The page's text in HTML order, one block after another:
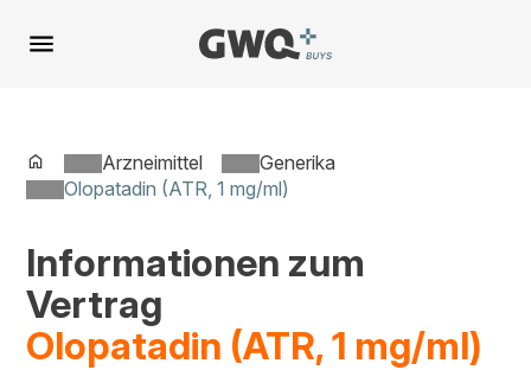
Spring
zu
Arzneimittel
Generika
Olopatadin (ATR, 1 mg/ml)
Informationen zum
Vertrag
Olopatadin (ATR, 1 mg/ml)